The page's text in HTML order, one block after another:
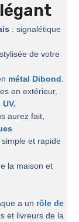
: signalétique
de votre
métal Dibond.
en extérieur,
aurez fait,
et rapide
la maison et
a un rôle de
et livreurs de la